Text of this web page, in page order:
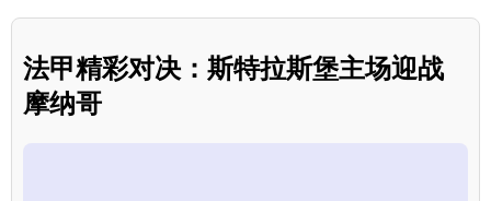
法甲精彩对决：斯特拉斯堡主场迎战
摩纳哥